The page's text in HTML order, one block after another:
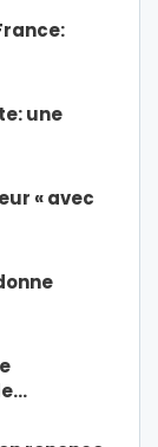
une
« avec